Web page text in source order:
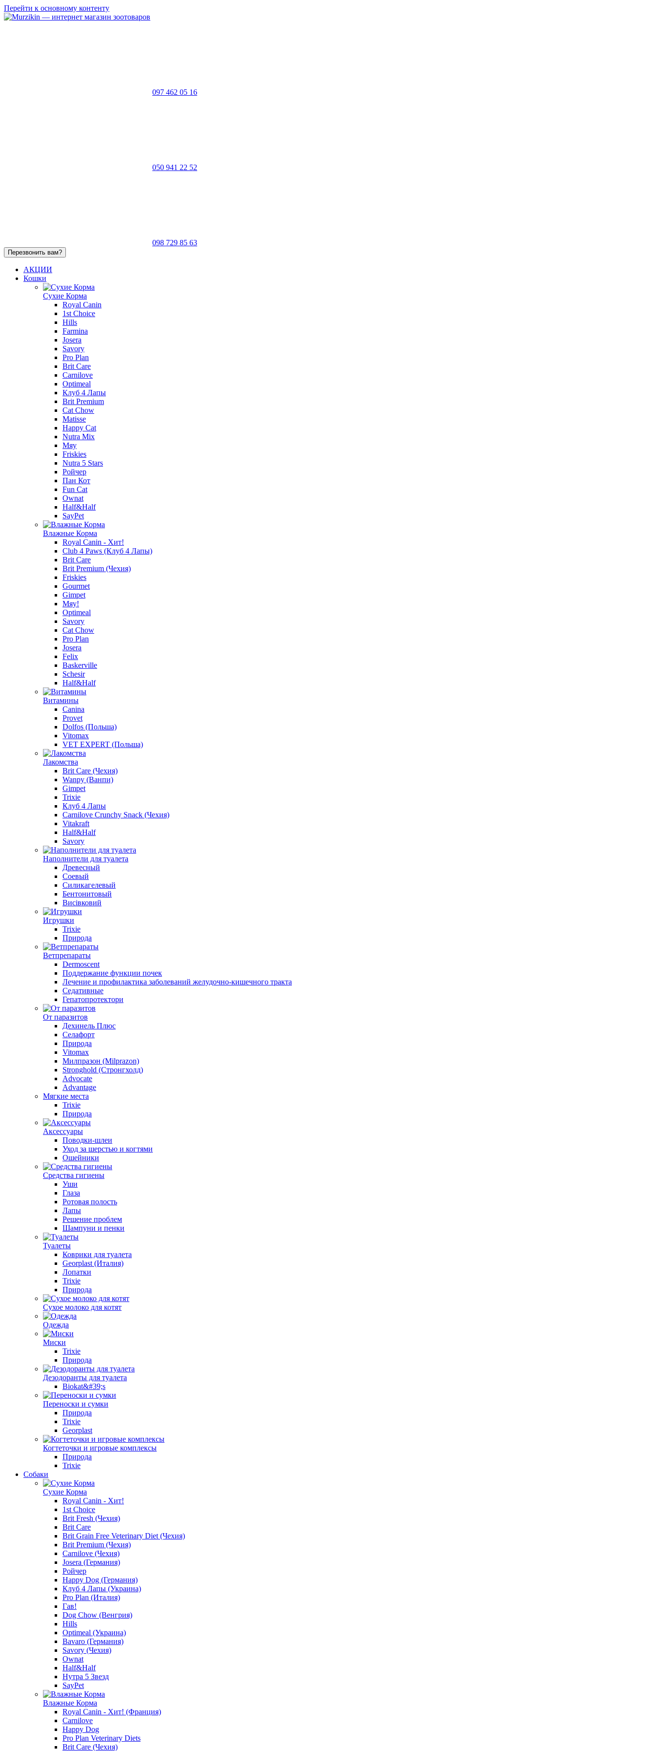
Перейти к основному контенту
097 462 05 16
050 941 22 52
098 729 85 63
Перезвонить вам?
АКЦИИ
Кошки
Сухие Корма
Royal Canin
1st Choice
Hills
Farmina
Josera
Savory
Pro Plan
Brit Care
Carnilove
Optimeal
Клуб 4 Лапы
Brit Premium
Cat Chow
Matisse
Happy Cat
Nutra Mix
Мяу
Friskies
Nutra 5 Stars
Ройчер
Пан Кот
Fun Cat
Ownat
Half&Half
SayPet
Влажные Корма
Royal Canin - Хит!
Club 4 Paws (Клуб 4 Лапы)
Brit Care
Brit Premium (Чехия)
Friskies
Gourmet
Gimpet
Мяу!
Optimeal
Savory
Cat Chow
Pro Plan
Josera
Felix
Baskerville
Schesir
Half&Half
Витамины
Canina
Provet
Dolfos (Польша)
Vitomax
VET EXPERT (Польша)
Лакомства
Brit Care (Чехия)
Wanpy (Ванпи)
Gimpet
Trixie
Клуб 4 Лапы
Carnilove Crunchy Snack (Чехия)
Vitakraft
Half&Half
Savory
Наполнители для туалета
Древесный
Соевый
Силикагелевый
Бентонитовый
Висівковий
Игрушки
Trixie
Природа
Ветпрепараты
Dermoscent
Поддержание функции почек
Лечение и профилактика заболеваний желудочно-кишечного тракта
Седативные
Гепатопротектори
От паразитов
Дехинель Плюс
Селафорт
Природа
Vitomax
Милпразон (Milprazon)
Stronghold (Стронгхолд)
Advocate
Advantage
Мягкие места
Trixie
Природа
Аксессуары
Поводки-шлеи
Уход за шерстью и когтями
Ошейники
Средства гигиены
Уши
Глаза
Ротовая полость
Лапы
Решение проблем
Шампуни и пенки
Туалеты
Коврики для туалета
Georplast (Италия)
Лопатки
Trixie
Природа
Сухое молоко для котят
Одежда
Миски
Trixie
Природа
Дезодоранты для туалета
Biokat&#39;s
Переноски и сумки
Природа
Trixie
Georplast
Когтеточки и игровые комплексы
Природа
Trixie
Собаки
Сухие Корма
Royal Canin - Хит!
1st Choice
Brit Fresh (Чехия)
Brit Care
Brit Grain Free Veterinary Diet (Чехия)
Brit Premium (Чехия)
Carnilove (Чехия)
Josera (Германия)
Ройчер
Happy Dog (Германия)
Клуб 4 Лапы (Украина)
Pro Plan (Италия)
Гав!
Dog Chow (Венгрия)
Hills
Optimeal (Украина)
Bavaro (Германия)
Savory (Чехия)
Ownat
Half&Half
Нутра 5 Звезд
SayPet
Влажные Корма
Royal Canin - Хит! (Франция)
Carnilove
Happy Dog
Pro Plan Veterinary Diets
Brit Care (Чехия)